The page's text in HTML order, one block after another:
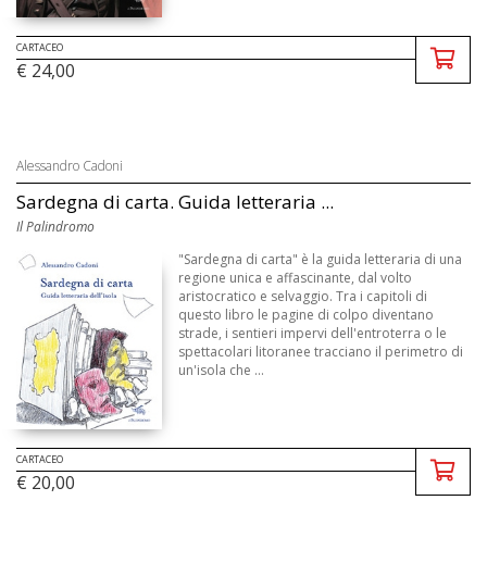
CARTACEO
€ 24,00
Alessandro Cadoni
Sardegna di carta. Guida letteraria ...
Il Palindromo
"Sardegna di carta" è la guida letteraria di una
regione unica e affascinante, dal volto
aristocratico e selvaggio. Tra i capitoli di
questo libro le pagine di colpo diventano
strade, i sentieri impervi dell'entroterra o le
spettacolari litoranee tracciano il perimetro di
un'isola che ...
CARTACEO
€ 20,00